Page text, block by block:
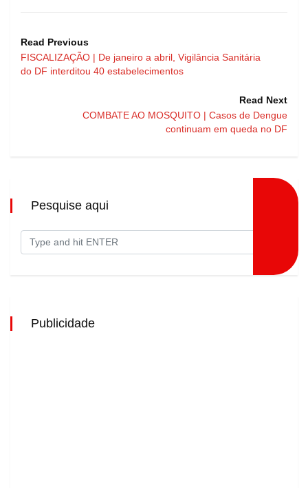
Read Previous
FISCALIZAÇÃO | De janeiro a abril, Vigilância Sanitária
do DF interditou 40 estabelecimentos
Read Next
COMBATE AO MOSQUITO | Casos de Dengue
continuam em queda no DF
Pesquise aqui
Publicidade